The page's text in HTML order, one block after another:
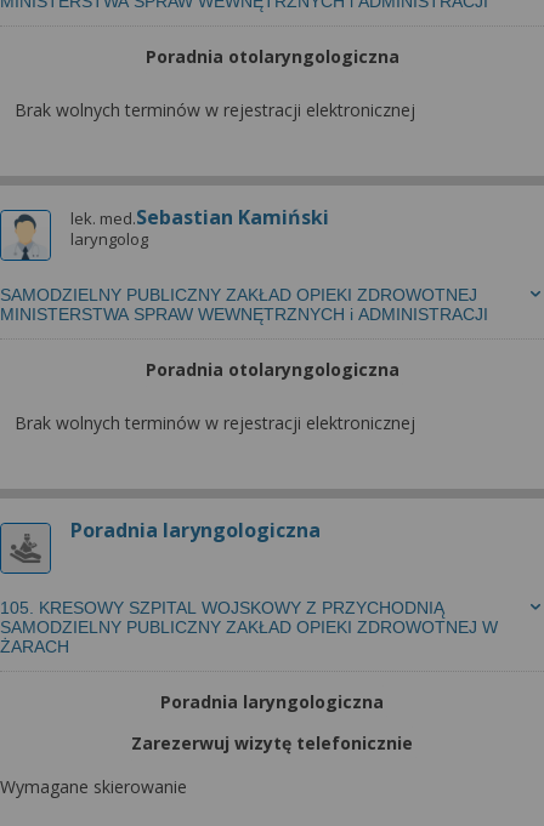
Poradnia otolaryngologiczna
Brak wolnych terminów w rejestracji elektronicznej
lek. med.Sebastian Kamiński
laryngolog
SAMODZIELNY PUBLICZNY ZAKŁAD OPIEKI ZDROWOTNEJ
MINISTERSTWA SPRAW WEWNĘTRZNYCH i ADMINISTRACJI
Poradnia otolaryngologiczna
Brak wolnych terminów w rejestracji elektronicznej
Poradnia laryngologiczna
105. KRESOWY SZPITAL WOJSKOWY Z PRZYCHODNIĄ
SAMODZIELNY PUBLICZNY ZAKŁAD OPIEKI ZDROWOTNEJ W
ŻARACH
Poradnia laryngologiczna
Zarezerwuj wizytę telefonicznie
Wymagane skierowanie
możesz też wycofać zgodę na przetwarzanie Twoich
danych tylko w niektórych celach. Jeżeli chcesz
konfigurację szczegółową, to możesz tego dokonać
Więcej informacji na temat wykorzystywania
narzędzi zewnętrznych w naszym serwisie
znajdziesz w Regulaminie Serwisu.